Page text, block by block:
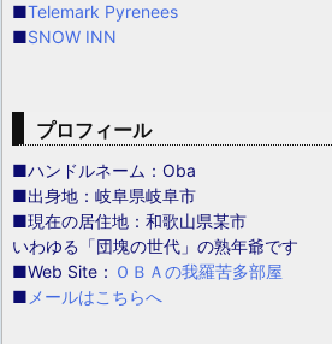
■Telemark Pyrenees
■SNOW INN
プロフィール
■ハンドルネーム：Oba
■出身地：岐阜県岐阜市
■現在の居住地：和歌山県某市
いわゆる「団塊の世代」の熟年爺です
■Web Site： ＯＢＡの我羅苦多部屋
■ メールはこちらへ